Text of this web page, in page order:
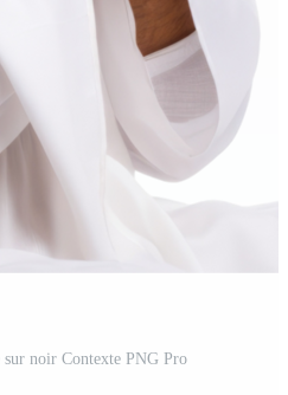
noir Contexte PNG Pro